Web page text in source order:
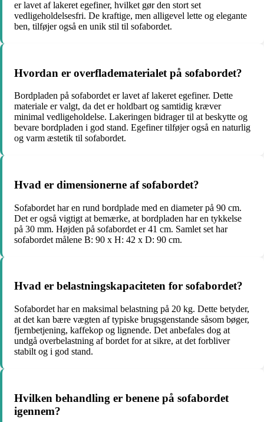
er lavet af lakeret egefiner, hvilket gør den stort set
vedligeholdelsesfri. De kraftige, men alligevel lette og elegante
ben, tilføjer også en unik stil til sofabordet.
Hvordan er overfladematerialet på sofabordet?
Bordpladen på sofabordet er lavet af lakeret egefiner. Dette
materiale er valgt, da det er holdbart og samtidig kræver
minimal vedligeholdelse. Lakeringen bidrager til at beskytte og
bevare bordpladen i god stand. Egefiner tilføjer også en naturlig
og varm æstetik til sofabordet.
Hvad er dimensionerne af sofabordet?
Sofabordet har en rund bordplade med en diameter på 90 cm.
Det er også vigtigt at bemærke, at bordpladen har en tykkelse
på 30 mm. Højden på sofabordet er 41 cm. Samlet set har
sofabordet målene B: 90 x H: 42 x D: 90 cm.
Hvad er belastningskapaciteten for sofabordet?
Sofabordet har en maksimal belastning på 20 kg. Dette betyder,
at det kan bære vægten af typiske brugsgenstande såsom bøger,
fjernbetjening, kaffekop og lignende. Det anbefales dog at
undgå overbelastning af bordet for at sikre, at det forbliver
stabilt og i god stand.
Hvilken behandling er benene på sofabordet
igennem?